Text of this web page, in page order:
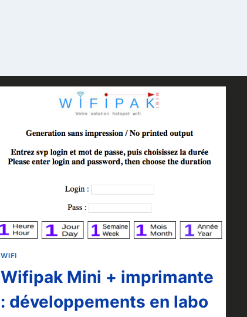
WIFI
Wifipak Mini + imprimante
: développements en labo